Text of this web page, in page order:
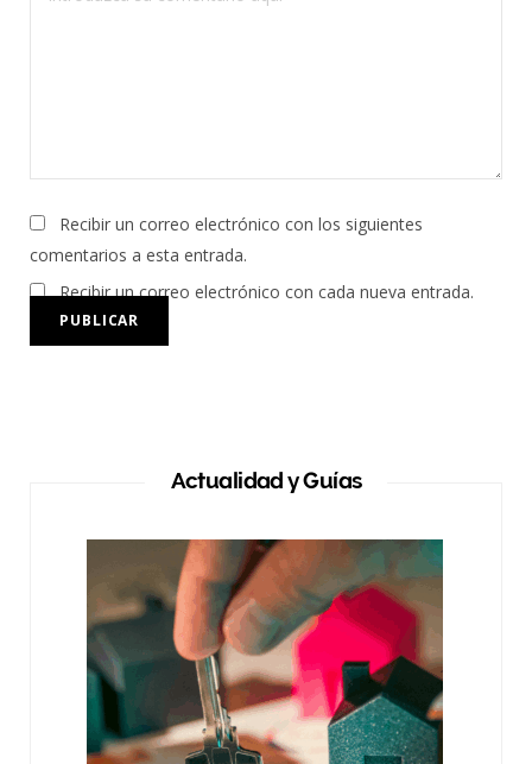
Recibir un correo electrónico con los siguientes
comentarios a esta entrada.
Recibir un correo electrónico con cada nueva entrada.
Actualidad y Guías